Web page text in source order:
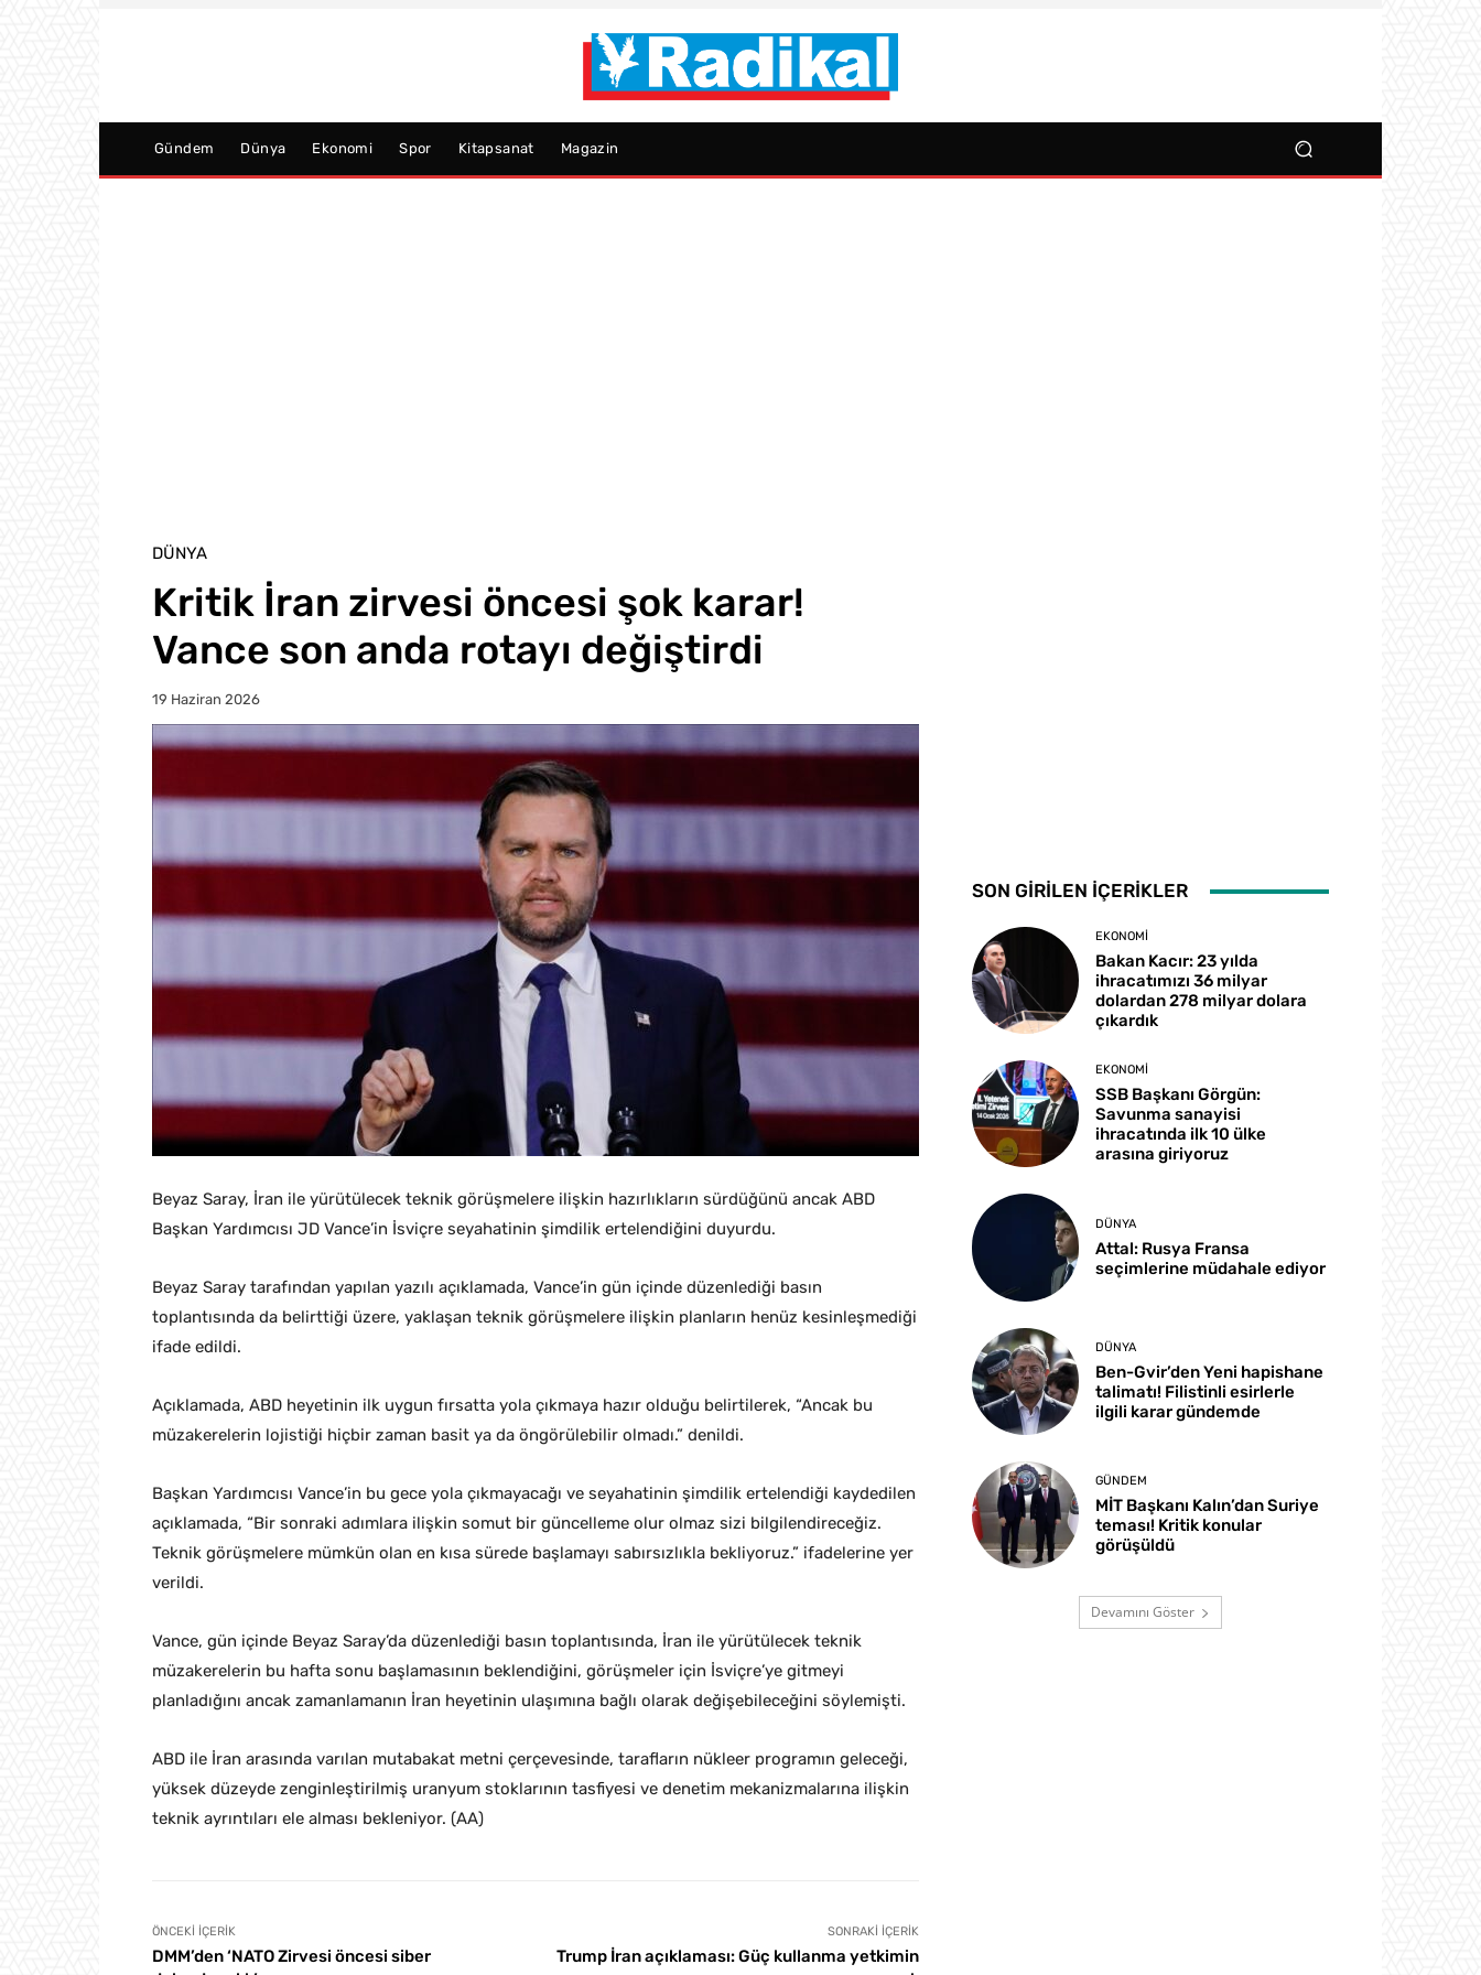
Gündem Dünya Ekonomi Spor Kitapsanat Magazin
DÜNYA
Kritik İran zirvesi öncesi şok karar!
Vance son anda rotayı değiştirdi
19 Haziran 2026
Beyaz Saray, İran ile yürütülecek teknik görüşmelere ilişkin hazırlıkların sürdüğünü ancak ABD
Başkan Yardımcısı JD Vance’in İsviçre seyahatinin şimdilik ertelendiğini duyurdu.
Beyaz Saray tarafından yapılan yazılı açıklamada, Vance’in gün içinde düzenlediği basın
toplantısında da belirttiği üzere, yaklaşan teknik görüşmelere ilişkin planların henüz kesinleşmediği
ifade edildi.
Açıklamada, ABD heyetinin ilk uygun fırsatta yola çıkmaya hazır olduğu belirtilerek, “Ancak bu
müzakerelerin lojistiği hiçbir zaman basit ya da öngörülebilir olmadı.” denildi.
Başkan Yardımcısı Vance’in bu gece yola çıkmayacağı ve seyahatinin şimdilik ertelendiği kaydedilen
açıklamada, “Bir sonraki adımlara ilişkin somut bir güncelleme olur olmaz sizi bilgilendireceğiz.
Teknik görüşmelere mümkün olan en kısa sürede başlamayı sabırsızlıkla bekliyoruz.” ifadelerine yer
verildi.
Vance, gün içinde Beyaz Saray’da düzenlediği basın toplantısında, İran ile yürütülecek teknik
müzakerelerin bu hafta sonu başlamasının beklendiğini, görüşmeler için İsviçre’ye gitmeyi
planladığını ancak zamanlamanın İran heyetinin ulaşımına bağlı olarak değişebileceğini söylemişti.
ABD ile İran arasında varılan mutabakat metni çerçevesinde, tarafların nükleer programın geleceği,
yüksek düzeyde zenginleştirilmiş uranyum stoklarının tasfiyesi ve denetim mekanizmalarına ilişkin
teknik ayrıntıları ele alması bekleniyor. (AA)
ÖNCEKI İÇERIK
DMM’den ‘NATO Zirvesi öncesi siber
SONRAKI İÇERIK
Trump İran açıklaması: Güç kullanma yetkimin
SON GİRİLEN İÇERİKLER
EKONOMI
Bakan Kacır: 23 yılda
ihracatımızı 36 milyar
dolardan 278 milyar dolara
çıkardık
EKONOMI
SSB Başkanı Görgün:
Savunma sanayisi
ihracatında ilk 10 ülke
arasına giriyoruz
DÜNYA
Attal: Rusya Fransa
seçimlerine müdahale ediyor
DÜNYA
Ben-Gvir’den Yeni hapishane
talimatı! Filistinli esirlerle
ilgili karar gündemde
GÜNDEM
MİT Başkanı Kalın’dan Suriye
teması! Kritik konular
görüşüldü
Devamını Göster